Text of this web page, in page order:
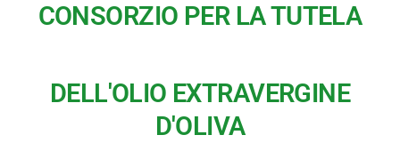
CONSORZIO PER LA TUTELA
DELL'OLIO EXTRAVERGINE
D'OLIVA